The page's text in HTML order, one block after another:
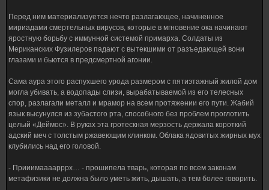
Перед ним материализуется нечто разлагающее, начиненное
мириадами смертельных вирусов, которые в мгновение ока начинают
яростную борьбу с иммунной системой примарха. Солдаты из
Мериканских Фузилеров падают с вытекшими от разъедающей вони
глазами и бьются в предсмертной агонии.
Сама аура этого распухшего урода размером с пятиэтажный жилой дом
могла убивать, а водопады слизи, вырабатываемой из его телесных
спор, разлагали металл и мрамор на всем протяжении его пути. Жабий
язык высунулся из зубастого рта, способного без проблем проглотить
целый «Деймос». В руках эта гротескная мерзость держала короткий
адский меч с толстым ржавеющим клинком. Облака ядовитых жирных мух
клубились над его головой.
- Прииимаааарррх… - прошипела тварь, которая по всем законам
метафизики не должна было уметь жить, дышать, а тем более говорить.